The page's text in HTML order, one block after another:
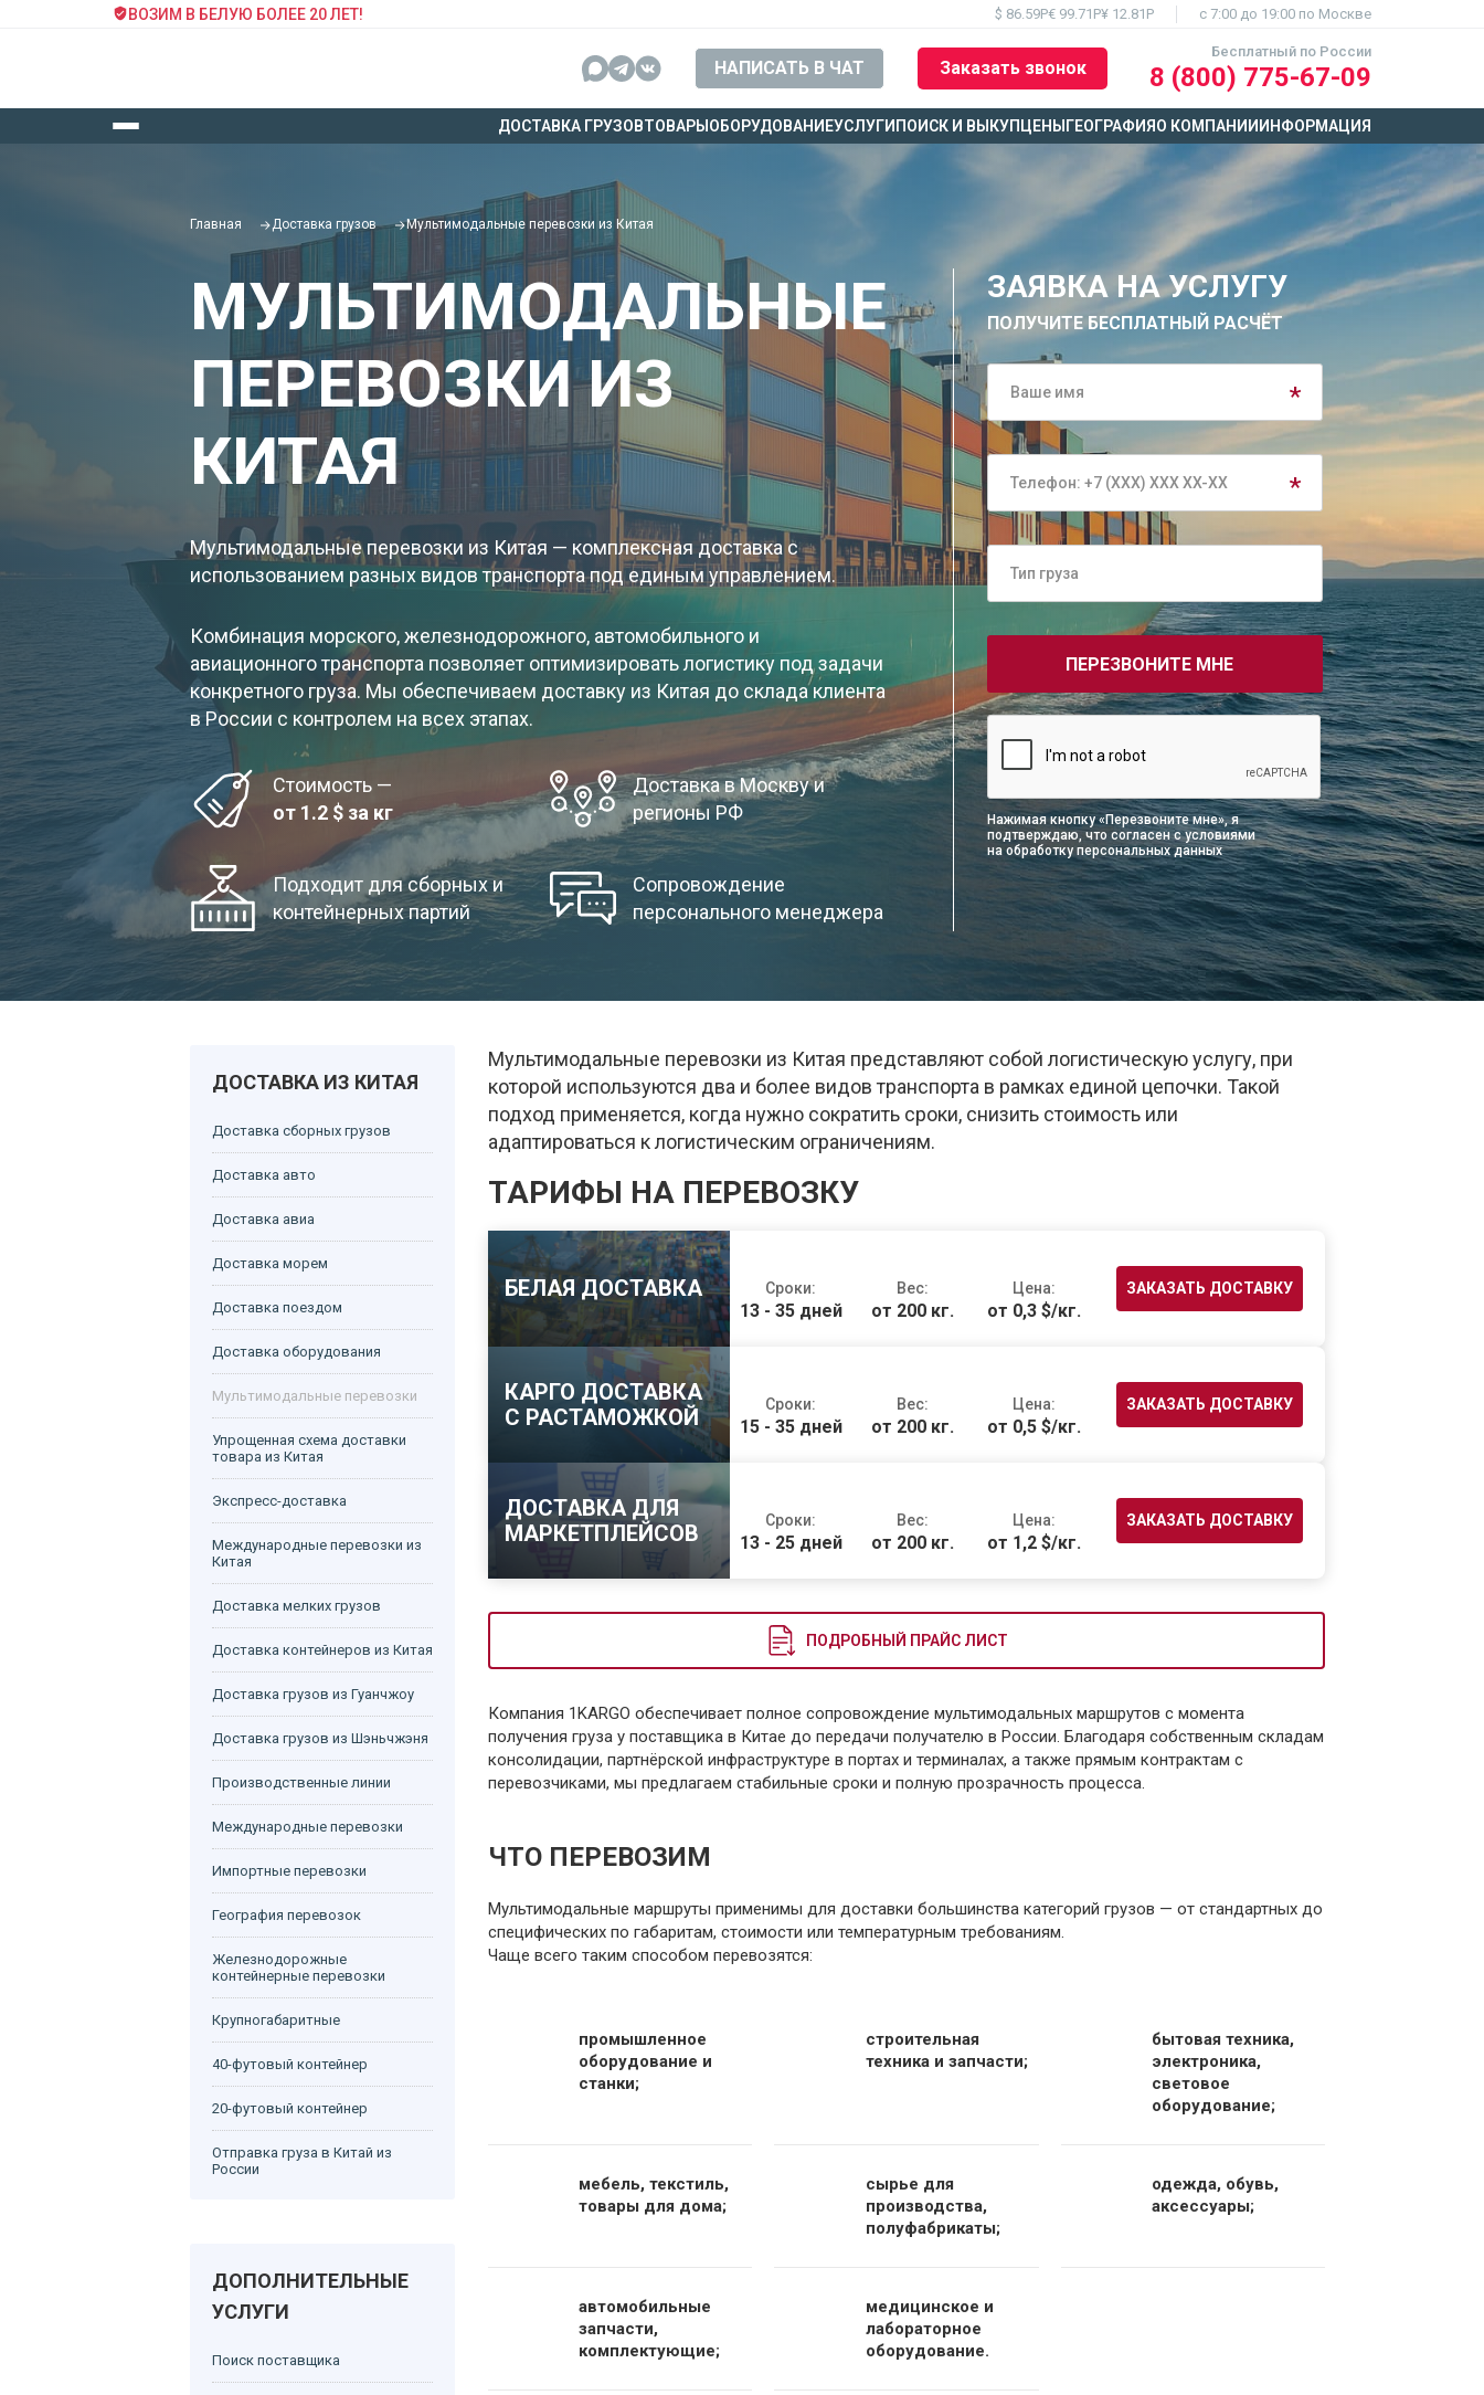
ВОЗИМ В БЕЛУЮ БОЛЕЕ 20 ЛЕТ! $ 86.59Р€ 99.71Р¥ 12.81Р c 7:00 до 19:00 по Москве
НАПИСАТЬ В ЧАТ Заказать звонок
Бесплатный по России
8 (800) 775-67-09
ДОСТАВКА ГРУЗОВТОВАРЫ ОБОРУДОВАНИЕУСЛУГИ ПОИСК И ВЫКУП ЦЕНЫ ГЕОГРАФИЯО КОМПАНИИ ИНФОРМАЦИЯ
Главная Доставка грузов Мультимодальные перевозки из Китая
МУЛЬТИМОДАЛЬНЫЕ
ПЕРЕВОЗКИ ИЗ
КИТАЯ
Мультимодальные перевозки из Китая — комплексная доставка с
использованием разных видов транспорта под единым управлением.
Комбинация морского, железнодорожного, автомобильного и
авиационного транспорта позволяет оптимизировать логистику под задачи
конкретного груза. Мы обеспечиваем доставку из Китая до склада клиента
в России с контролем на всех этапах.
Стоимость —
от 1.2 $ за кг
Доставка в Москву и
регионы РФ
Подходит для сборных и
контейнерных партий
Сопровождение
персонального менеджера
ЗАЯВКА НА УСЛУГУ
ПОЛУЧИТЕ БЕСПЛАТНЫЙ РАСЧЁТ
ПЕРЕЗВОНИТЕ МНЕ
Нажимая кнопку «Перезвоните мне», я
подтверждаю, что согласен сусловиями
на обработку персональных данных
ДОСТАВКА ИЗ КИТАЯ
Доставка сборных грузов
Доставка авто
Доставка авиа
Доставка морем
Доставка поездом
Доставка оборудования
Мультимодальные перевозки
Упрощенная схема доставки
товара из Китая
Экспресс-доставка
Международные перевозки из
Китая
Доставка мелких грузов
Доставка контейнеров из Китая
Доставка грузов из Гуанчжоу
Доставка грузов из Шэньчжэня
Производственные линии
Международные перевозки
Импортные перевозки
География перевозок
Железнодорожные
контейнерные перевозки
Крупногабаритные
40-футовый контейнер
20-футовый контейнер
Отправка груза в Китай из
России
ДОПОЛНИТЕЛЬНЫЕ
УСЛУГИ
Поиск поставщика
Мультимодальные перевозки из Китая представляют собой логистическую услугу, при
которой используются два и более видов транспорта в рамках единой цепочки. Такой
подход применяется, когда нужно сократить сроки, снизить стоимость или
адаптироваться к логистическим ограничениям.
ТАРИФЫ НА ПЕРЕВОЗКУ
БЕЛАЯ ДОСТАВКА Сроки:
13 - 35 дней
Вес:
от 200 кг.
Цена:
от 0,3 $/кг.
ЗАКАЗАТЬ ДОСТАВКУ
КАРГО ДОСТАВКА
С РАСТАМОЖКОЙ
Сроки:
15 - 35 дней
Вес:
от 200 кг.
Цена:
от 0,5 $/кг.
ЗАКАЗАТЬ ДОСТАВКУ
ДОСТАВКА ДЛЯ
МАРКЕТПЛЕЙСОВ
Сроки:
13 - 25 дней
Вес:
от 200 кг.
Цена:
от 1,2 $/кг.
ЗАКАЗАТЬ ДОСТАВКУ
ПОДРОБНЫЙ ПРАЙС ЛИСТ
Компания 1KARGO обеспечивает полное сопровождение мультимодальных маршрутов с момента
получения груза у поставщика в Китае до передачи получателю в России. Благодаря собственным складам
консолидации, партнёрской инфраструктуре в портах и терминалах, а также прямым контрактам с
перевозчиками, мы предлагаем стабильные сроки и полную прозрачность процесса.
ЧТО ПЕРЕВОЗИМ
Мультимодальные маршруты применимы для доставки большинства категорий грузов — от стандартных до
специфических по габаритам, стоимости или температурным требованиям.
Чаще всего таким способом перевозятся:
промышленное
оборудование и
станки;
строительная
техника и запчасти;
бытовая техника,
электроника,
световое
оборудование;
мебель, текстиль,
товары для дома;
сырье для
производства,
полуфабрикаты;
одежда, обувь,
аксессуары;
автомобильные
запчасти,
комплектующие;
медицинское и
лабораторное
оборудование.